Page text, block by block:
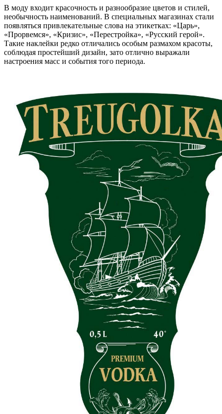
В моду входит красочность и разнообразие цветов и стилей,
необычность наименований. В специальных магазинах стали
появляться привлекательные слова на этикетках: «Царь»,
«Прорвемся», «Кризис», «Перестройка», «Русский герой».
Такие наклейки редко отличались особым размахом красоты,
соблюдая простейший дизайн, зато отлично выражали
настроения масс и события того периода.